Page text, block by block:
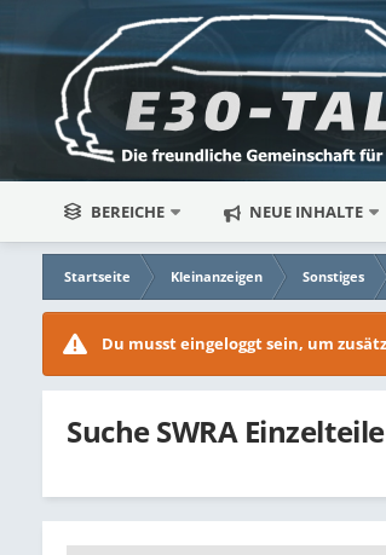
BEREICHE NEUE INHALTE
Startseite Kleinanzeigen Sonstiges
Du musst eingeloggt sein, um
Suche SWRA Einzelteile